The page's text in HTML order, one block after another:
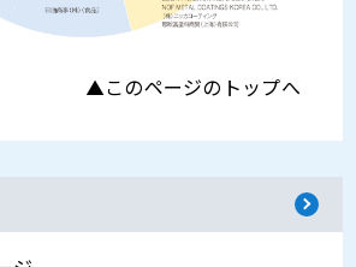
▲このページのトップへ